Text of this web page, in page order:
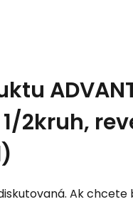
2kruh,
Ak chcete